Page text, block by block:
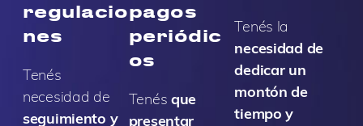
regulacio
nes
Tenés
necesidad de
seguimiento y
pagos
periódic
os
Tenésque
presentar
Tenés la
necesidad de
dedicar un
montón de
tiempo y